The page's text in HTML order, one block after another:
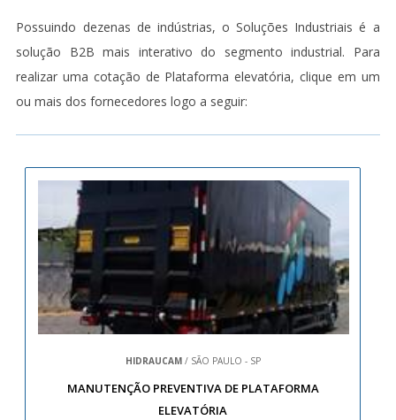
Possuindo dezenas de indústrias, o Soluções Industriais é a
solução B2B mais interativo do segmento industrial. Para
realizar uma cotação de Plataforma elevatória, clique em um
ou mais dos fornecedores logo a seguir:
HIDRAUCAM/ SÃO PAULO - SP
MANUTENÇÃO PREVENTIVA DE PLATAFORMA
ELEVATÓRIA